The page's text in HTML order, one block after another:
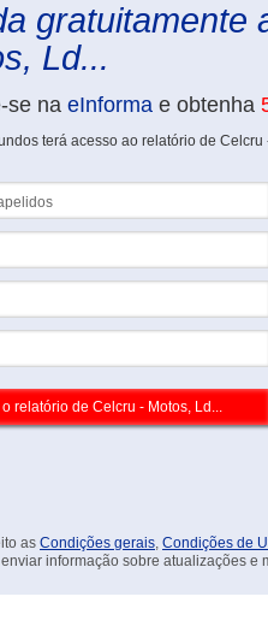
gratuitamente
Ld...
se na eInforma e obtenha
terá acesso ao relatório de Celcru
as Condições gerais, Condições de
informação sobre atualizações e